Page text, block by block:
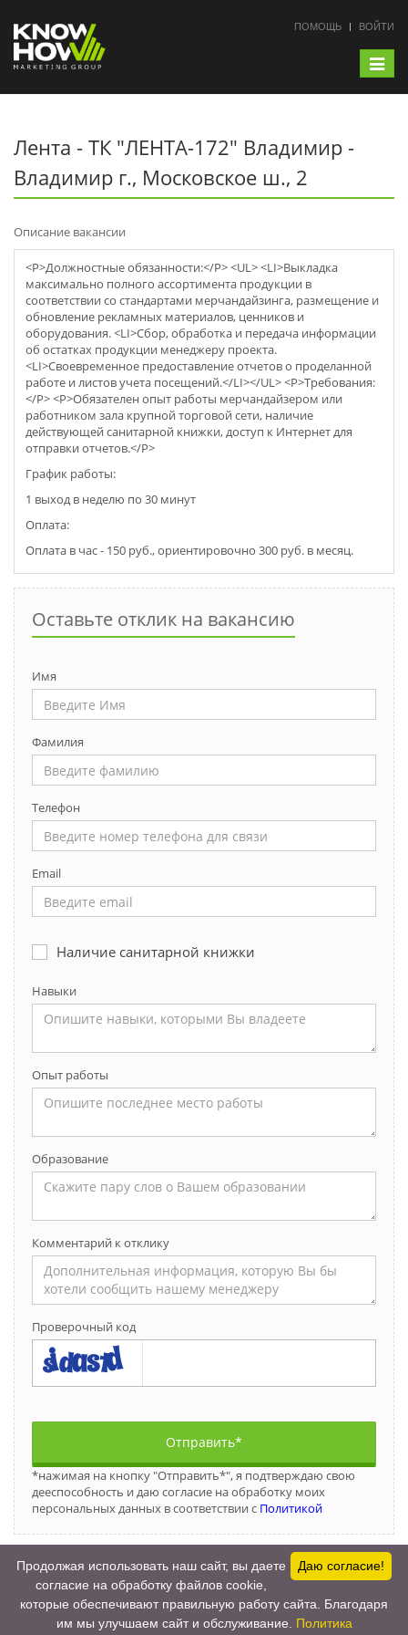
ПОМОЩЬ ВОЙТИ
Toggle
Лента - ТК "ЛЕНТА-172" Владимир -
Владимир г., Московское ш., 2
Описание вакансии
<P>Должностные обязанности:</P> <UL> <LI>Выкладка
максимально полного ассортимента продукции в
соответствии со стандартами мерчaндайзинга, размещение и
обновление рекламных материалов, ценников и
оборудования. <LI>Сбор, обработка и передача информации
об остатках продукции менеджеру проекта.
<LI>Своевременное предоставление отчетов о проделанной
работе и листов учета посещений.</LI></UL> <P>Требования:
</P> <P>Обязателен опыт работы мерчaндайзером или
работником зала крупной торговой сети, наличие
действующей санитарной книжки, доступ к Интернет для
отправки отчетов.</P>
График работы:
1 выход в неделю по 30 минут
Оплата:
Оплата в час - 150 руб., ориентировочно 300 руб. в месяц.
Оставьте отклик на вакансию
Имя
Фамилия
Телефон
Email
Наличие санитарной книжки
Навыки
Опыт работы
Образование
Комментарий к отклику
Проверочный код
Отправить*
*нажимая на кнопку "Отправить*", я подтверждаю свою
дееспособность и даю согласие на обработку моих
персональных данных в соответствии с Политикой
2017-2026 © Все права защищены.
Даю согласие!
Продолжая использовать наш сайт, вы даете
согласие на обработку файлов cookie,
которые обеспечивают правильную работу сайта. Благодаря
им мы улучшаем сайт и обслуживание. Политика